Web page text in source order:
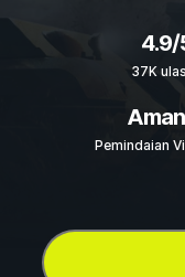
4.9/
37K
Aman
Pemindaian